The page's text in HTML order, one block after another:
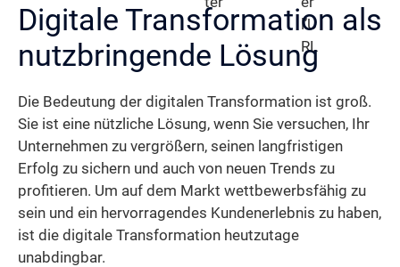
Digitale Transformation als
nutzbringende Lösung
Die Bedeutung der digitalen Transformation ist groß.
Sie ist eine nützliche Lösung, wenn Sie versuchen, Ihr
Unternehmen zu vergrößern, seinen langfristigen
Erfolg zu sichern und auch von neuen Trends zu
profitieren. Um auf dem Markt wettbewerbsfähig zu
sein und ein hervorragendes Kundenerlebnis zu haben,
ist die digitale Transformation heutzutage
unabdingbar.